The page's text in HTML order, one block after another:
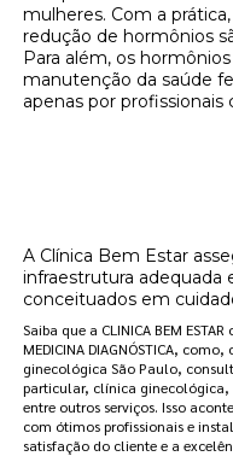
mulheres. Com a
redução de hormônios
Para além, os
manutenção da saúde
apenas por profissionais
A Clínica Bem Estar
infraestrutura adequada
conceituados em
Saiba que a CLINICA BEM
MEDICINA DIAGNÓSTICA,
ginecológica São Paulo,
particular, clínica
entre outros serviços. Isso
com ótimos profissionais e
satisfação do cliente e a